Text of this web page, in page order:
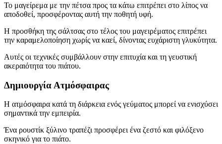
Το μαγείρεμα με την πέτσα προς τα κάτω επιτρέπει στο λίπος να
αποδοθεί, προσφέροντας αυτή την ποθητή υφή.
Η προσθήκη της σάλτσας στο τέλος του μαγειρέματος επιτρέπει
την καραμελοποίηση χωρίς να καεί, δίνοντας ευχάριστη γλυκύτητα.
Αυτές οι τεχνικές συμβάλλουν στην επιτυχία και τη γευστική
ακεραιότητα του πιάτου.
Δημιουργία Ατμόσφαιρας
Η ατμόσφαιρα κατά τη διάρκεια ενός γεύματος μπορεί να ενισχύσει
σημαντικά την εμπειρία.
Ένα ρουστίκ ξύλινο τραπέζι προσφέρει ένα ζεστό και φιλόξενο
σκηνικό για το πιάτο.